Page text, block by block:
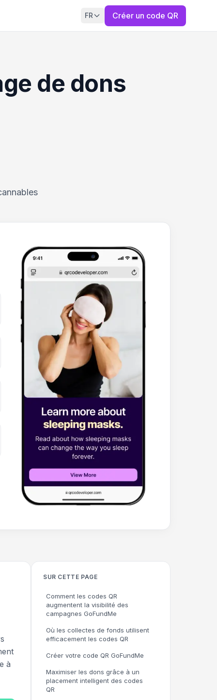
FR Créer un code QR
de dons
à
SUR CETTE PAGE
Comment les codes QR
augmentent la visibilité des
campagnes GoFundMe
Où les collectes de fonds utilisent
efficacement les codes QR
Créer votre code QR GoFundMe
Maximiser les dons grâce à un
placement intelligent des codes
QR